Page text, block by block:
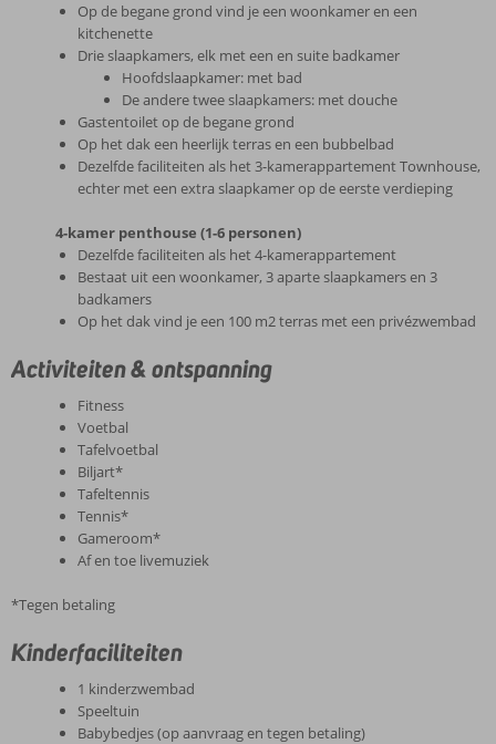
Op de begane grond vind je een woonkamer en een
kitchenette
Drie slaapkamers, elk met een en suite badkamer
Hoofdslaapkamer: met bad
De andere twee slaapkamers: met douche
Gastentoilet op de begane grond
Op het dak een heerlijk terras en een bubbelbad
Dezelfde faciliteiten als het 3-kamerappartement Townhouse,
echter met een extra slaapkamer op de eerste verdieping
4-kamer penthouse (1-6 personen)
Dezelfde faciliteiten als het 4-kamerappartement
Bestaat uit een woonkamer, 3 aparte slaapkamers en 3
badkamers
Op het dak vind je een 100 m2 terras met een privézwembad
Activiteiten & ontspanning
Fitness
Voetbal
Tafelvoetbal
Biljart*
Tafeltennis
Tennis*
Gameroom*
Af en toe livemuziek
*Tegen betaling
Kinderfaciliteiten
1 kinderzwembad
Speeltuin
Babybedjes (op aanvraag en tegen betaling)